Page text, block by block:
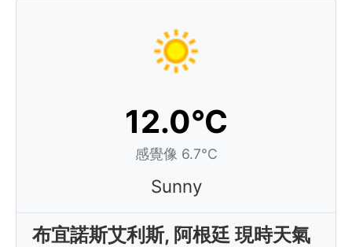
12.0°C
感覺像 6.7°C
Sunny
布宜諾斯艾利斯, 阿根廷 現時天氣